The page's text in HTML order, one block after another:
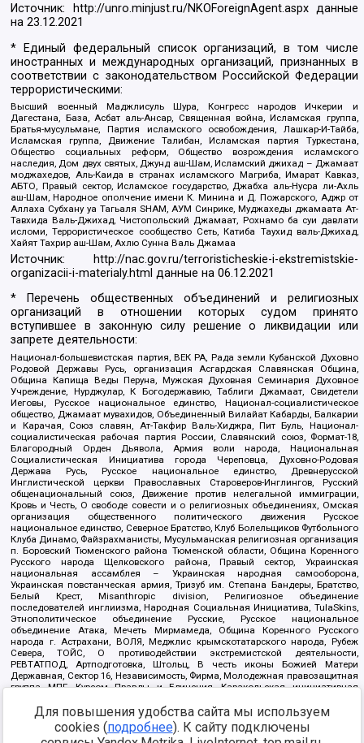
Источник: http://unro.minjust.ru/NKOForeignAgent.aspxданные
на23.12.2021
* Единый федеральный список организаций, в том числе
иностранных и международных организаций, признанных в
соответствии с законодательством Российской Федерации
террористическими:
Высший военный Маджлисуль Шура, Конгресс народов Ичкерии и
Дагестана, База, Асбат аль-Ансар, Священная война, Исламская группа,
Братья-мусульмане, Партия исламского освобождения, Лашкар-И-Тайба,
Исламская группа, Движение Талибан, Исламская партия Туркестана,
Общество социальных реформ, Общество возрождения исламского
наследия, Дом двух святых, Джунд аш-Шам, Исламский джихад – Джамаат
моджахедов, Аль-Каида в странах исламского Магриба, Имарат Кавказ,
АБТО, Правый сектор, Исламское государство, Джабха аль-Нусра ли-Ахль
аш-Шам, Народное ополчение имени К. Минина и Д. Пожарского, Аджр от
Аллаха Субхану уа Тагьаля SHAM, АУМ Синрике, Муджахеды джамаата Ат-
Тавхида Валь-Джихад, Чистопольский Джамаат, Рохнамо ба суи давлати
исломи, Террористическое сообщество Сеть, Катиба Таухид валь-Джихад,
Хайят Тахрир аш-Шам, Ахлю Сунна Валь Джамаа
Источник:
http://nac.gov.ru/terroristicheskie-i-ekstremistskie-
organizacii-i-materialy.html данные на06.12.2021
* Перечень общественных объединений и религиозных
организаций в отношении которых судом принято
вступившее в законную силу решение о ликвидации или
запрете деятельности:
Национал-большевистская партия, ВЕК РА, Рада земли Кубанской Духовно
Родовой Державы Русь, организация Асгардская Славянская Община,
Община Капища Веды Перуна, Мужская Духовная Семинария Духовное
Учреждение, Нурджулар, К Богодержавию, Таблиги Джамаат, Свидетели
Иеговы, Русское национальное единство, Национал-социалистическое
общество, Джамаат мувахидов, Объединенный Вилайат Кабарды, Балкарии
и Карачая, Союз славян, Ат-Такфир Валь-Хиджра, Пит Буль, Национал-
социалистическая рабочая партия России, Славянский союз, Формат-18,
Благородный Орден Дьявола, Армия воли народа, Национальная
Социалистическая Инициатива города Череповца, Духовно-Родовая
Держава Русь, Русское национальное единство, Древнерусской
Инглистической церкви Православных Староверов-Инглингов, Русский
общенациональный союз, Движение против нелегальной иммиграции,
Кровь и Честь, О свободе совести и о религиозных объединениях, Омская
организация общественного политического движения Русское
национальное единство, Северное Братство, Клуб Болельщиков Футбольного
Клуба Динамо, Файзрахманисты, Мусульманская религиозная организация
п. Боровский Тюменского района Тюменской области, Община Коренного
Русского народа Щелковского района, Правый сектор, Украинская
национальная ассамблея – Украинская народная самооборона,
Украинская повстанческая армия, Тризуб им. Степана Бандеры, Братство,
Белый Крест, Misanthropic division, Религиозное объединение
последователей инглиизма, Народная Социальная Инициатива, TulaSkins,
Этнополитическое объединение Русские, Русское национальное
объединение Атака, Мечеть Мирмамеда, Община Коренного Русского
народа г. Астрахани, ВОЛЯ, Меджлис крымскотатарского народа, Рубеж
Севера, ТОЙС, О противодействии экстремистской деятельности,
РЕВТАТПОД, Артподготовка, Штольц, В честь иконы Божией Матери
Державная, Сектор 16, Независимость, Фирма, Молодежная правозащитная
группа МПГ, Курсом Правды и Единения, Каракольская инициативная
Благотворительный пансионат Ак Умут, Русская республика Русь,
Арестантское уголовное единство, Башкорт, Нация и свобода, W.H.С., Фалунь
Дафа, Иртыш Ultras, Русский Патриотический клуб-Новокузнецк/РПК,
Для повышения удобства сайта мы используем
cookies (подробнее). К сайту подключены